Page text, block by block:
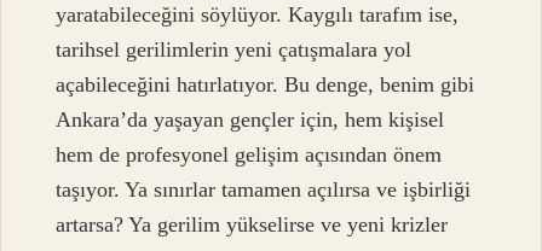
yaratabileceğini söylüyor. Kaygılı tarafım ise,
tarihsel gerilimlerin yeni çatışmalara yol
açabileceğini hatırlatıyor. Bu denge, benim gibi
Ankara’da yaşayan gençler için, hem kişisel
hem de profesyonel gelişim açısından önem
taşıyor. Ya sınırlar tamamen açılırsa ve işbirliği
artarsa? Ya gerilim yükselirse ve yeni krizler